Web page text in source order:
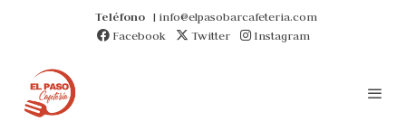
Teléfono| info@elpasobarcafeteria.com
Facebook
Twitter Instagram